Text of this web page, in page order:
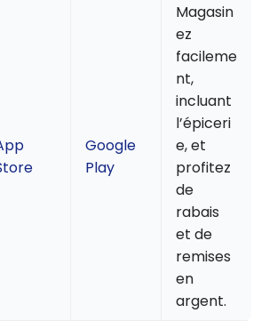
Google
Play
Magasin
ez
facileme
nt,
incluant
l’épiceri
e, et
profitez
de
rabais
et de
remises
en
argent.